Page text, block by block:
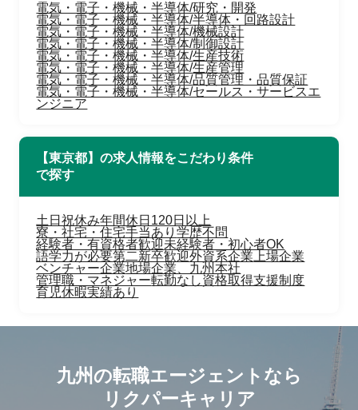
電気・電子・機械・半導体/研究・開発
電気・電子・機械・半導体/半導体・回路設計
電気・電子・機械・半導体/機械設計
電気・電子・機械・半導体/制御設計
電気・電子・機械・半導体/生産技術
電気・電子・機械・半導体/生産管理
電気・電子・機械・半導体/品質管理・品質保証
電気・電子・機械・半導体/セールス・サービスエ
ンジニア
【東京都】の求人情報をこだわり条件
で探す
土日祝休み年間休日120日以上
寮・社宅・住宅手当あり学歴不問
経験者・有資格者歓迎未経験者・初心者OK
語学力が必要第二新卒歓迎外資系企業 上場企業
ベンチャー企業地場企業、九州本社
管理職・マネジャー転勤なし資格取得支援制度
育児休暇実績あり
九州の転職エージェントなら
リクパーキャリア